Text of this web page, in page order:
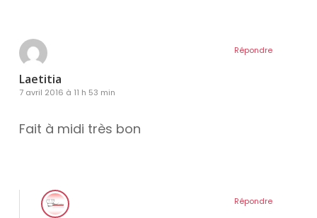
Laetitia
7 avril 2016 à 11 h 53 min
Fait à midi très bon
Répondre
Répondre